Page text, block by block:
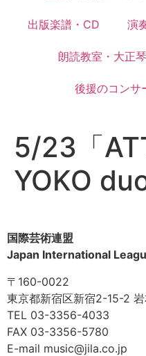
出版楽譜・CD 演
朗読教室・大正
後援のコンサ
5/23「
YOKO
国際芸術連盟
Japan International
〒160-0022
東京都新宿区新宿2-15-2
TEL 03-3356-4033
FAX 03-3356-5780
E-mail music@jila.co.jp